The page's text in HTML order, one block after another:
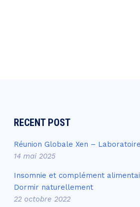
RECENT POST
Réunion Globale Xen – Laboratoire
14 mai 2025
Insomnie et complément
Dormir naturellement
22 octobre 2022